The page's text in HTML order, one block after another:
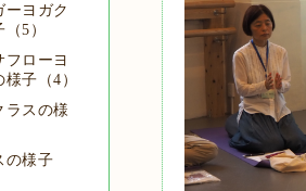
ーヨガク
5）
フローヨ
子（4）
ラスの様
の様子